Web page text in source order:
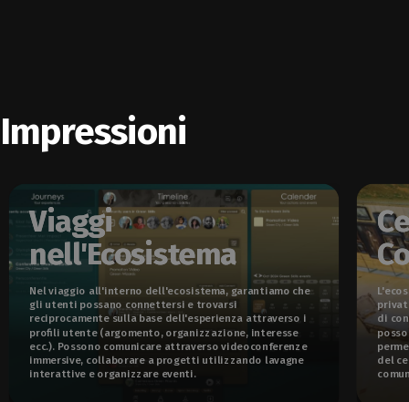
Impressioni
Viaggi
nell'Ecosistema
Nel viaggio all'interno dell'ecosistema, garantiamo che
gli utenti possano connettersi e trovarsi
reciprocamente sulla base dell'esperienza attraverso i
profili utente (argomento, organizzazione, interesse
ecc.). Possono comunicare attraverso videoconferenze
immersive, collaborare a progetti utilizzando lavagne
interattive e organizzare eventi.
di
del